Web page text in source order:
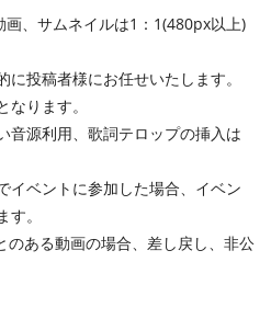
画、サムネイルは1：1(480px以上)
に投稿者様にお任せいたします。
なります。
音源利用、歌詞テロップの挿入は
イベントに参加した場合、イベン
。
のある動画の場合、差し戻し、非公